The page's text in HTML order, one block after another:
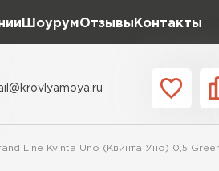
ШоурумОтзывы Контакты
Тип товара
Line Kvinta Uno (Квинта Уно) 0,5